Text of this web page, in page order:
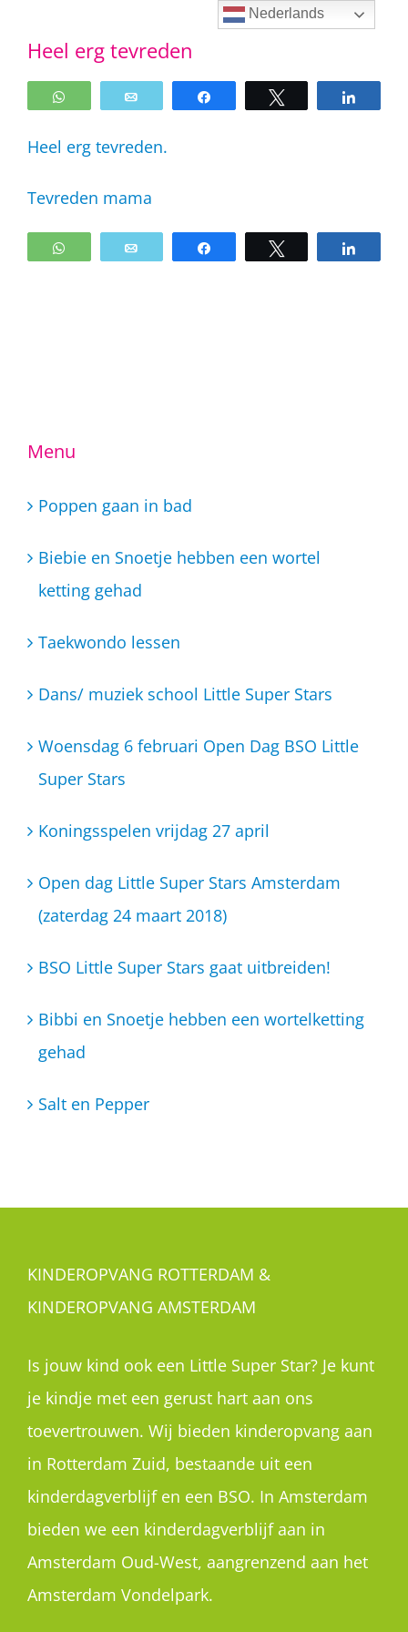
naar
inhoud
Heel erg tevreden
WhatsApp
Heel erg tevreden.
Tevreden mama
WhatsApp
Menu
Poppen gaan in bad
Biebie en Snoetje hebben een wortel
ketting gehad
Taekwondo lessen
Dans/ muziek school Little Super Stars
Woensdag 6 februari Open Dag BSO Little
Super Stars
Koningsspelen vrijdag 27 april
Open dag Little Super Stars Amsterdam
(zaterdag 24 maart 2018)
BSO Little Super Stars gaat uitbreiden!
Bibbi en Snoetje hebben een wortelketting
gehad
Salt en Pepper
KINDEROPVANG ROTTERDAM &
KINDEROPVANG AMSTERDAM
Is jouw kind ook een Little Super Star? Je kunt
je kindje met een gerust hart aan ons
toevertrouwen. Wij bieden kinderopvang aan
in Rotterdam Zuid, bestaande uit een
kinderdagverblijf en een BSO. In Amsterdam
bieden we een kinderdagverblijf aan in
Amsterdam Oud-West, aangrenzend aan het
Amsterdam Vondelpark.
Nederlands